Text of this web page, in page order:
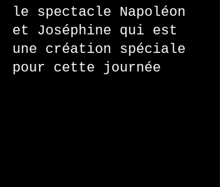
le spectacle Napoléon
et Joséphine qui est
une création spéciale
pour cette journée